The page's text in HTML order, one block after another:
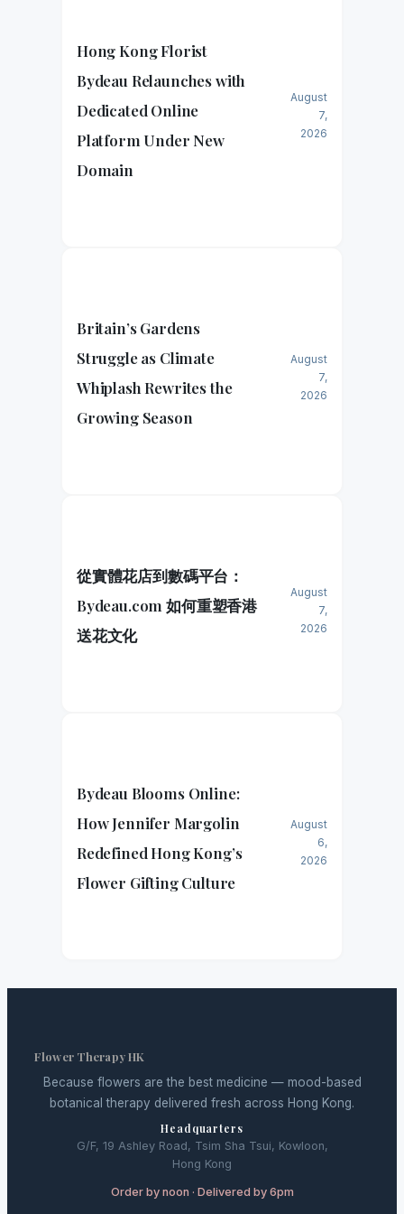
Hong Kong Florist
Bydeau Relaunches with
Dedicated Online
Platform Under New
Domain
August
7,
2026
Britain’s Gardens
Struggle as Climate
Whiplash Rewrites the
Growing Season
August
7,
2026
從實體花店到數碼平台：
Bydeau.com 如何重塑香港
送花文化
August
7,
2026
Bydeau Blooms Online:
How Jennifer Margolin
Redefined Hong Kong’s
Flower Gifting Culture
August
6,
2026
Flower Therapy HK
Because flowers are the best medicine — mood-based
botanical therapy delivered fresh across Hong Kong.
Headquarters
G/F, 19 Ashley Road, Tsim Sha Tsui, Kowloon,
Hong Kong
Order by noon · Delivered by 6pm